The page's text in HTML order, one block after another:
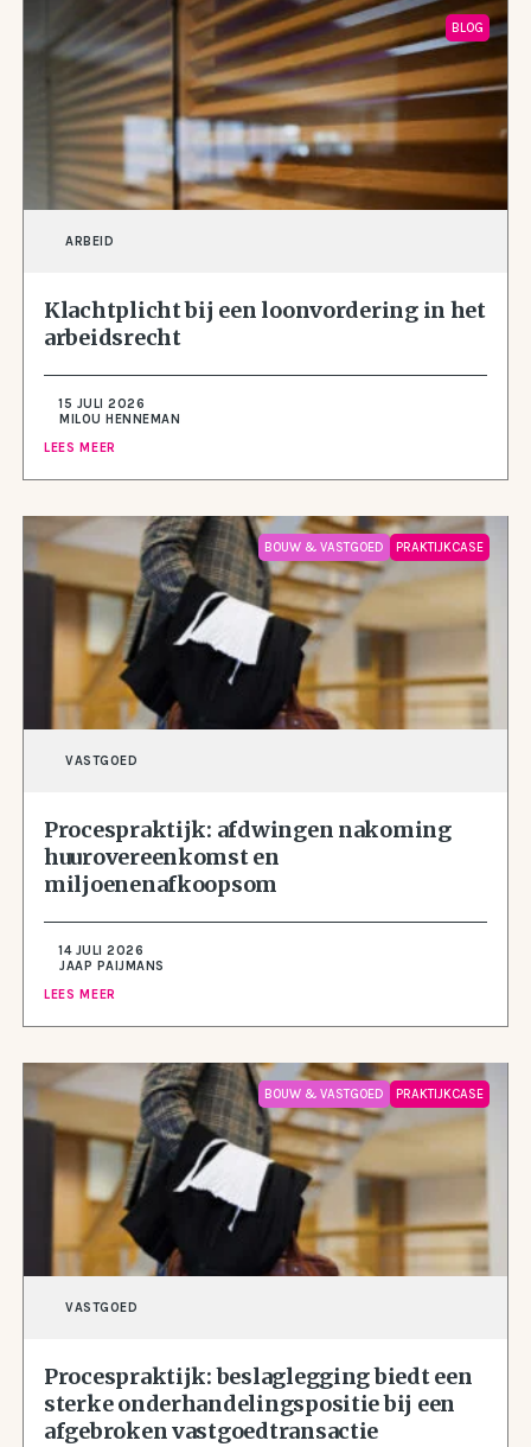
BLOG
ARBEID
Klachtplicht bij een loonvordering in het
arbeidsrecht
15 JULI 2026
MILOU HENNEMAN
LEES MEER
BOUW & VASTGOED PRAKTIJKCASE
VASTGOED
Procespraktijk: afdwingen nakoming
huurovereenkomst en
miljoenenafkoopsom
14 JULI 2026
JAAP PAIJMANS
LEES MEER
BOUW & VASTGOED PRAKTIJKCASE
VASTGOED
Procespraktijk: beslaglegging biedt een
sterke onderhandelingspositie bij een
afgebroken vastgoedtransactie